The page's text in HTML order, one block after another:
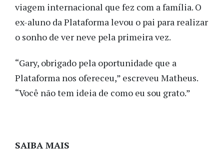
viagem internacional que fez com a família. O
ex-aluno da Plataforma levou o pai para realizar
o sonho de ver neve pela primeira vez.
“Gary, obrigado pela oportunidade que a
Plataforma nos ofereceu,” escreveu Matheus.
“Você não tem ideia de como eu sou grato.”
SAIBA MAIS